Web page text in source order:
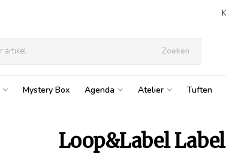
Zoeken
Mystery Box Agenda Atelier Tuften
Loop&Label